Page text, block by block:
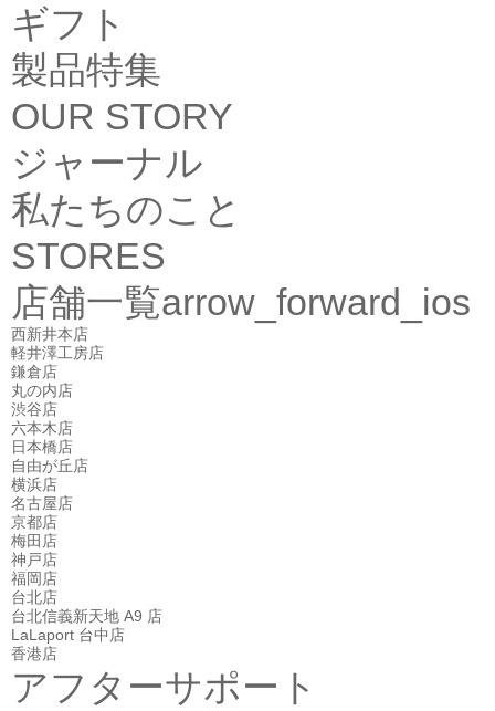
ギフト
製品特集
OUR STORY
ジャーナル
私たちのこと
STORES
店舗一覧arrow_forward_ios
西新井本店
軽井澤工房店
鎌倉店
丸の内店
渋谷店
六本木店
日本橋店
自由が丘店
横浜店
名古屋店
京都店
梅田店
神戸店
福岡店
台北店
台北信義新天地 A9 店
LaLaport 台中店
香港店
アフターサポート